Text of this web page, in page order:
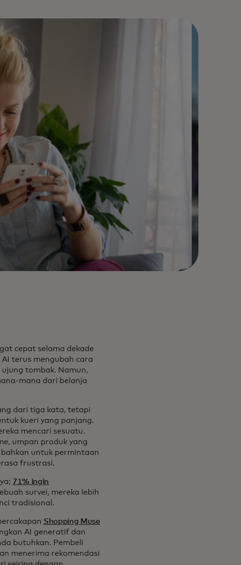
cepat selama dekade
terus mengubah cara
tombak. Namun,
mana dari belanja
dari tiga kata, tetapi
kueri yang panjang.
mencari sesuatu.
umpan produk yang
untuk permintaan
frustrasi.
71% ingin
survei, mereka lebih
tradisional.
Shopping Muse
AI generatif dan
butuhkan. Pembeli
menerima rekomendasi